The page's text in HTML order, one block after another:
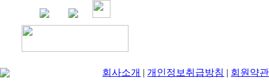
회사소개 |개인정보취급방침 | 회원약관